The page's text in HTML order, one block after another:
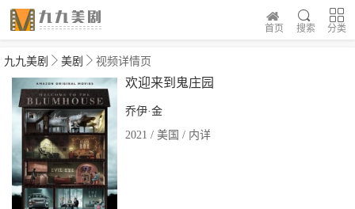
分类
搜索
首页
九九美剧 美剧 视频详情页
欢迎来到鬼庄园
乔伊·金
2021 / 美国 / 内详